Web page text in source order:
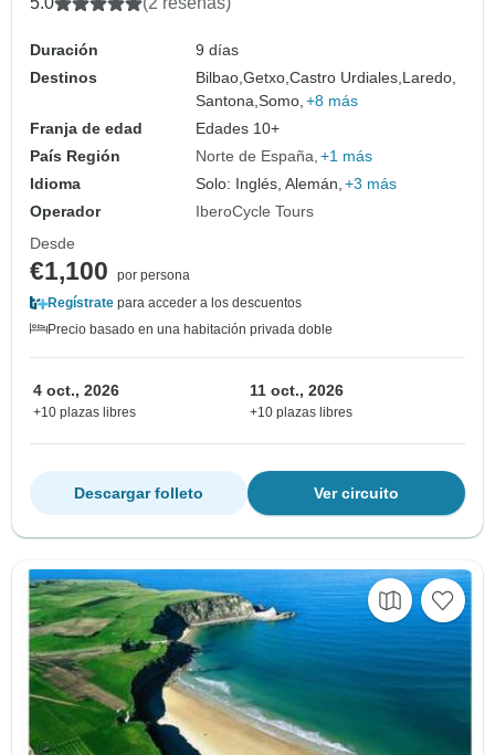
Duración
9 días
Destinos
Bilbao,Getxo,Castro Urdiales, Laredo,
Santona,Somo, +8 más
Franja de edad
Edades 10+
País Región
Norte de España +1 más
Idioma
Solo: Inglés, Alemán, +3 más
Operador
IberoCycle Tours
Desde
€1,100
por persona
Regístrate para acceder a los descuentos
Precio basado en una habitación privada doble
4 oct., 2026
+10 plazas libres
11 oct., 2026
+10 plazas libres
Ver circuito
Descargar folleto